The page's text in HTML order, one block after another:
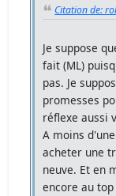
Citation de:
Je suppose
fait (ML)
pas. Je
promesses
réflexe aussi
A moins
acheter une
neuve. Et en
encore au